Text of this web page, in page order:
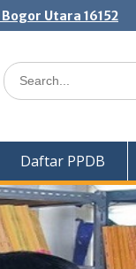
Utara 16152
Search
for:
Daftar PPDB